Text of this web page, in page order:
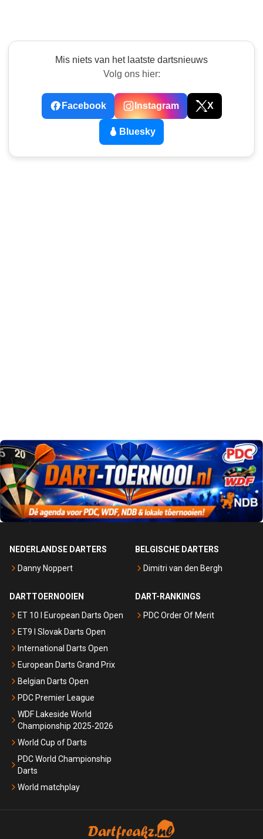
Mis niets van het laatste dartsnieuws
Volg ons hier:
Facebook Instagram X
Bluesky
NEDERLANDSE DARTERS
Danny Noppert
BELGISCHE DARTERS
Dimitri van den Bergh
DARTTOERNOOIEN
ET 10 I European Darts Open
ET9 I Slovak Darts Open
International Darts Open
European Darts Grand Prix
Belgian Darts Open
PDC Premier League
WDF Lakeside World
Championship 2025-2026
World Cup of Darts
PDC World Championship
Darts
World matchplay
DART-RANKINGS
PDC Order Of Merit